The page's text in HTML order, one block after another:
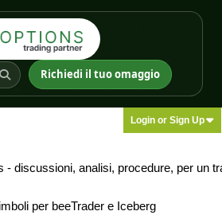
Richiedi il tuo omaggio
Login or Sign Up
- discussioni, analisi, procedure, per un
per beeTrader e Iceberg